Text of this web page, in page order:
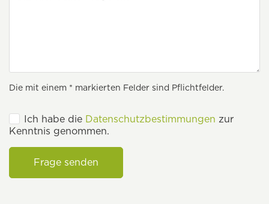
Die mit einem * markierten Felder sind Pflichtfelder.
Ich habe die Datenschutzbestimmungen zur
Kenntnis genommen.
Frage senden